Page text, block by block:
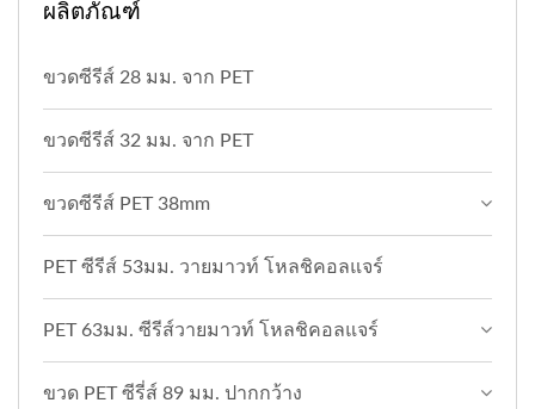
ผลิตภัณฑ์
ขวดซีรีส์ 28 มม. จาก PET
ขวดซีรีส์ 32 มม. จาก PET
ขวดซีรีส์ PET 38mm
PET ซีรีส์ 53มม. วายมาวท์ โหลชิคอลแจร์
PET 63มม. ซีรีส์วายมาวท์ โหลชิคอลแจร์
ขวด PET ซีรี่ส์ 89 มม. ปากกว้าง